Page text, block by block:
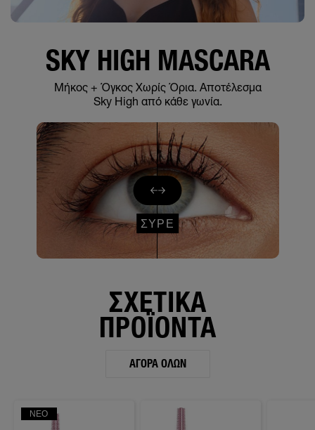
SKY HIGH MASCARA
Μήκος + Όγκος Χωρίς Όρια. Αποτέλεσμα
Sky High από κάθε γωνία.
ΣΥΡΕ
ΣΧΕΤΙΚΑ
ΠΡΟΪΟΝΤΑ
ΑΓΟΡΆ ΌΛΩΝ
ΝΈΟ